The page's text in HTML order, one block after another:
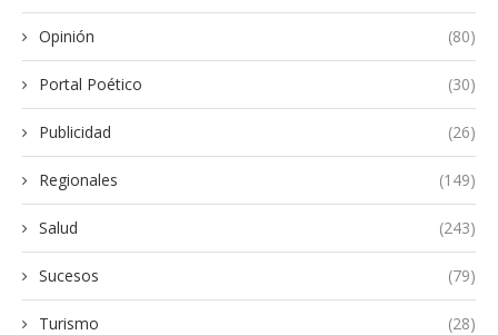
Opinión (80)
Portal Poético (30)
Publicidad (26)
Regionales (149)
Salud (243)
Sucesos (79)
Turismo (28)